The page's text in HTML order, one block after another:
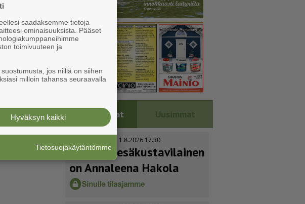
Luetuimmat Uusimmat
1.8.2026 17.30
Vuoden kesäkus­ta­vi­lainen
on Annaleena Hakola
saadaksemme tietoja
ominaisuuksista. Pääset
toimivuuteen ja
jos niillä on siihen
milloin tahansa seuraavalla
Hyväksyn kaikki
Tietosuojakäytäntömme